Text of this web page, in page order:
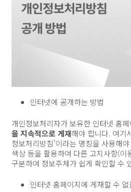
인터넷에 공개하는 방법
개인정보처리자가 보유한 인터넷 홈페
을 지속적으로 게재해야 합니다. 여기
정보처리방침’이라는 명칭을 사용해
색상 등을 활용하여 다른 고지사항(이
구분하여 정보주체가 쉽게 확인할 수
인터넷 홈페이지에 게재할 수 없